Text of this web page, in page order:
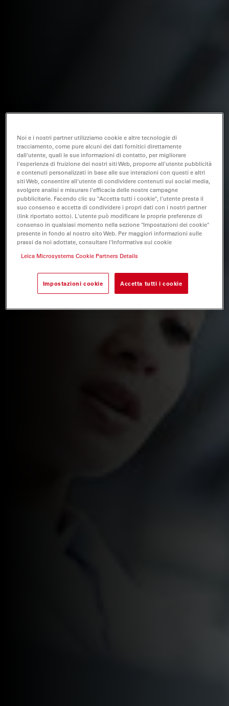
Noi e i nostri partner utilizziamo cookie e altre tecnologie di
tracciamento, come pure alcuni dei dati fornitici direttamente
dall'utente, quali le sue informazioni di contatto, per migliorare
l'esperienza di fruizione dei nostri siti Web, proporre all'utente pubblicità
e contenuti personalizzati in base alle sue interazioni con questi e altri
siti Web, consentire all'utente di condividere contenuti sui social media,
svolgere analisi e misurare l'efficacia delle nostre campagne
pubblicitarie. Facendo clic su "Accetta tutti i cookie", l'utente presta il
suo consenso e accetta di condividere i propri dati con i nostri partner
(link riportato sotto). L'utente può modificare le proprie preferenze di
consenso in qualsiasi momento nella sezione "Impostazioni dei cookie"
presente in fondo al nostro sito Web. Per maggiori informazioni sulle
prassi da noi adottate, consultare l'Informativa sui cookie
Leica Microsystems Cookie Partners Details
Impostazioni cookie Accetta tutti i cookie